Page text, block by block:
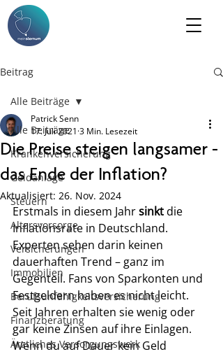
Beitrag
Alle Beiträge
Krankenversicherung
Geldanlage
Steuern
Altersvorsorge
Versicherungen
Immobilien
Berufsunfähigkeitsversicherung
Finanzberatung
Ärztliches Versorgungswerk
Alle Beiträge
Die Preise steigen langsamer -
das Ende der Inflation?
Patrick Senn
17. Juli 2021 3 Min. Lesezeit
Aktualisiert: 26. Nov. 2024
Erstmals in diesem Jahr sinkt die
Inflationsrate in Deutschland.
Experten sehen darin keinen
dauerhaften Trend – ganz im
Gegenteil. Fans von Sparkonten und
Festgeldern haben es nicht leicht.
Seit Jahren erhalten sie wenig oder
gar keine Zinsen auf ihre Einlagen.
Wenn du auf Dauer kein Geld